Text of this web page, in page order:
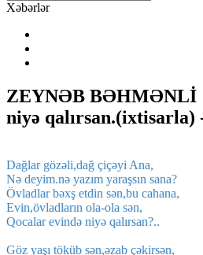
Xəbərlər
ZEYNƏB BƏHMƏNLİ
niyə qalırsan.(ixtisarla)
Dağlar gözəli,dağ çiçəyi Ana,
Nə deyim.nə yazım yaraşsın sana?
Övladlar bəxş etdin sən,bu cahana,
Evin,övladların ola-ola sən,
Qocalar evində niyə qalırsan?..
Göz yaşı töküb sən,əzab çəkirsən,